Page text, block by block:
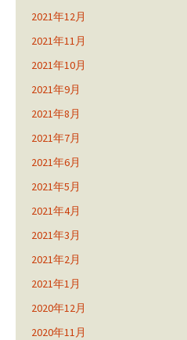
2021年12月
2021年11月
2021年10月
2021年9月
2021年8月
2021年7月
2021年6月
2021年5月
2021年4月
2021年3月
2021年2月
2021年1月
2020年12月
2020年11月